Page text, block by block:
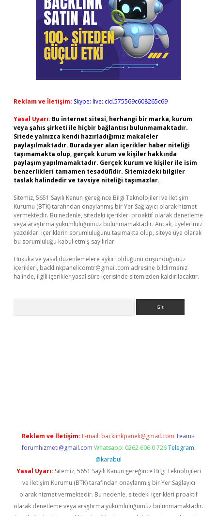
Reklam ve İletişim: Skype: live:.cid.575569c608265c69
Yasal Uyarı: Bu internet sitesi, herhangi bir marka, kurum
veya şahıs şirketi ile hiçbir bağlantısı bulunmamaktadır.
Sitede yalnızca kendi hazırladığımız makaleler
paylaşılmaktadır. Burada yer alan içerikler haber niteliği
taşımamakta olup, gerçek kurum ve kişiler hakkında
paylaşım yapılmamaktadır. Gerçek kurum ve kişiler ile isim
benzerlikleri tamamen tesadüfidir. Sitemizdeki bilgiler
taslak halindedir ve tavsiye niteliği taşımazlar.
Sitemiz, 5651 Sayılı Kanun gereğince Bilgi Teknolojileri ve İletişim
Kurumu (BTK) tarafından onaylanmış bir Yer Sağlayıcı olarak hizmet
vermektedir. Bu nedenle, sitedeki içerikleri proaktif olarak denetleme
veya araştırma yükümlülüğümüz bulunmamaktadır. Ancak, üyelerimiz
yazdıkları içeriklerin sorumluluğunu taşımakta olup, siteye üye olarak
bu sorumluluğu kabul etmiş sayılırlar.
Hukuka ve yasal düzenlemelere aykırı olduğunu düşündüğünüz
içerikleri, backlinkpanelicomtr@gmail.com adresine bildirmeniz
halinde, ilgili içerikler yasal süre içerisinde sitemizden kaldırılacaktır.
Reklam ve İletişim: E-mail: backlinkpaneli@gmail.com Teams:
forumhizmeti@gmail.com Whatsapp: 0262 606 0 726 Telegram:
@karabul
Yasal Uyarı: Sitemiz, 5651 Sayılı Kanun gereğince Bilgi Teknolojileri
ve İletişim Kurumu (BTK) tarafından onaylanmış bir Yer Sağlayıcı
olarak hizmet vermektedir. Bu nedenle, sitedeki içerikleri proaktif
olarak denetleme veya araştırma yükümlülüğümüz bulunmamaktadır.